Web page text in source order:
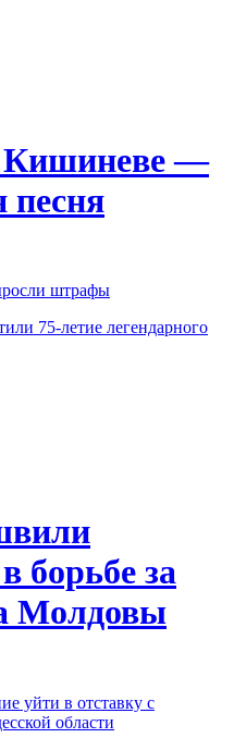
Кишиневе —
песня
штрафы
75-летие легендарного
борьбе за
Молдовы
уйти в отставку с
области